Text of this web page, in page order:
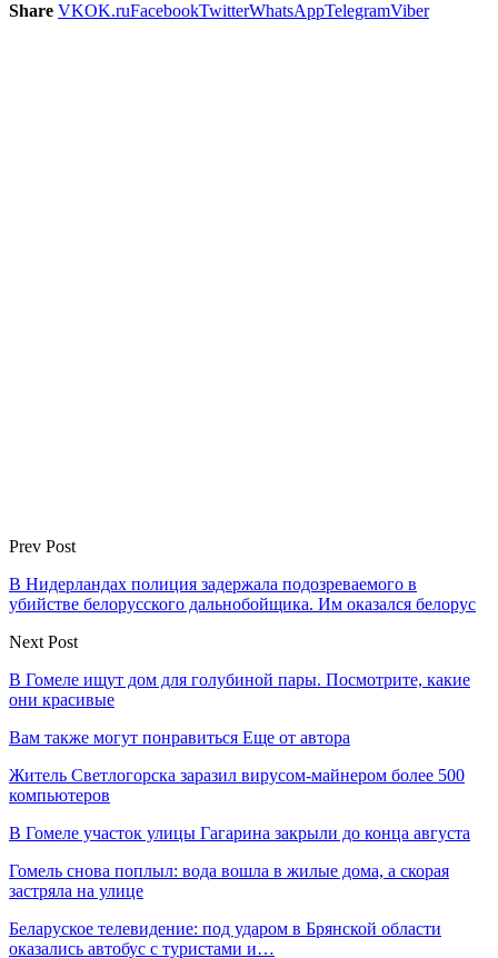
Share VKOK.ruFacebookTwitterWhatsAppTelegramViber
Prev Post
В Нидерландах полиция задержала подозреваемого в
убийстве белорусского дальнобойщика. Им оказался белорус
Next Post
В Гомеле ищут дом для голубиной пары. Посмотрите, какие
они красивые
Вам также могут понравиться Еще от автора
Житель Светлогорска заразил вирусом-майнером более 500
компьютеров
В Гомеле участок улицы Гагарина закрыли до конца августа
Гомель снова поплыл: вода вошла в жилые дома, а скорая
застряла на улице
Беларуское телевидение: под ударом в Брянской области
оказались автобус с туристами и…